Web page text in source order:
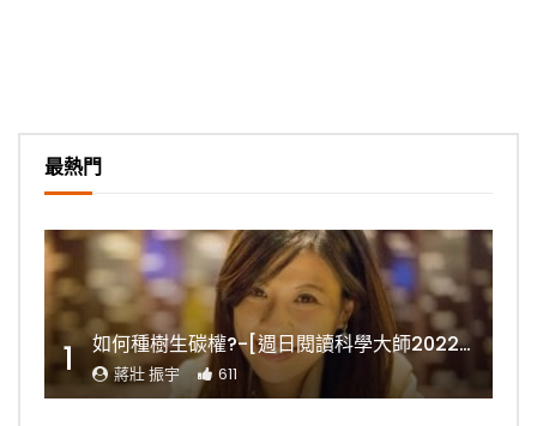
最熱門
1 如何種樹生碳權?-[週日閱讀科學大師2022.11.06]
蔣壯 振宇 611